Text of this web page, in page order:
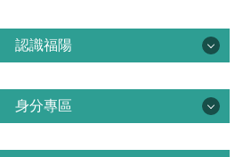
認識福陽
身分專區